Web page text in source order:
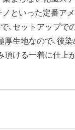
ノといった定番ア
、セットアップで
生地なので、後
ける一着に仕上